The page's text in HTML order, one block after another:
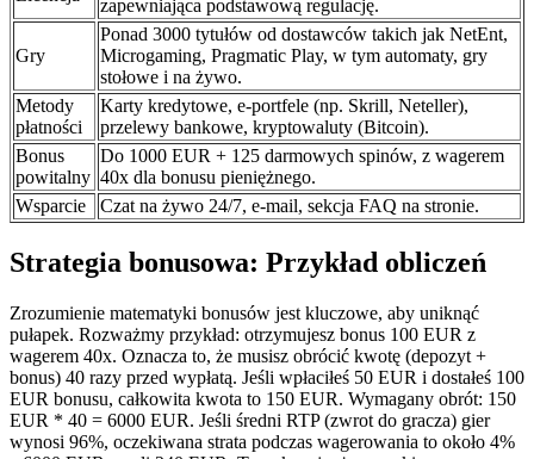
zapewniająca podstawową regulację.
Gry
Ponad 3000 tytułów od dostawców takich jak NetEnt,
Microgaming, Pragmatic Play, w tym automaty, gry
stołowe i na żywo.
Metody
płatności
Karty kredytowe, e-portfele (np. Skrill, Neteller),
przelewy bankowe, kryptowaluty (Bitcoin).
Bonus
powitalny
Do 1000 EUR + 125 darmowych spinów, z wagerem
40x dla bonusu pieniężnego.
Wsparcie
Czat na żywo 24/7, e-mail, sekcja FAQ na stronie.
Strategia bonusowa: Przykład obliczeń
Zrozumienie matematyki bonusów jest kluczowe, aby uniknąć
pułapek. Rozważmy przykład: otrzymujesz bonus 100 EUR z
wagerem 40x. Oznacza to, że musisz obrócić kwotę (depozyt +
bonus) 40 razy przed wypłatą. Jeśli wpłaciłeś 50 EUR i dostałeś 100
EUR bonusu, całkowita kwota to 150 EUR. Wymagany obrót: 150
EUR * 40 = 6000 EUR. Jeśli średni RTP (zwrot do gracza) gier
wynosi 96%, oczekiwana strata podczas wagerowania to około 4%